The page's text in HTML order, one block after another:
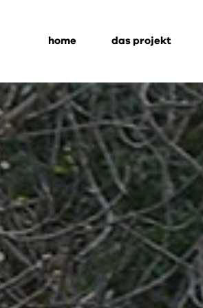
home das projekt